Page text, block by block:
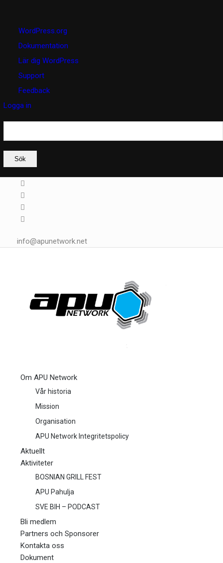
WordPress
WordPress.org
Dokumentation
Lär dig WordPress
Support
Feedback
Logga in
Sök
info@apunetwork.net
Om APU Network
Vår historia
Mission
Organisation
APU Network Integritetspolicy
Aktuellt
Aktiviteter
BOSNIAN GRILL FEST
APU Pahulja
SVE BIH – PODCAST
Bli medlem
Partners och Sponsorer
Kontakta oss
Dokument